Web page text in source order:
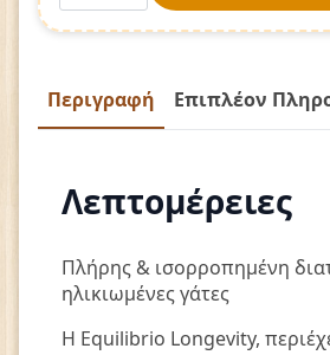
Aging
2kg
Περιγραφή Επιπλέον
Λεπτομέρειες
Πλήρης & ισορροπημένη
ηλικιωμένες γάτες
Η Equilibrio Longevity,